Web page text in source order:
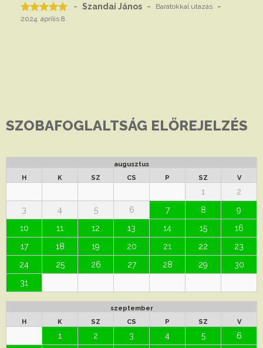
- Szandai János - Barátokkalutazás -
2024. április 8.
SZOBAFOGLALTSÁG ELŐREJELZÉS
augusztus
H
K SZ CS P SZ V
1
2
3
4 5 6 7 8
9
10
11 12 13 14 15
16
17
18 19 20 21 22
23
24
25 26 27 28 29
30
31
szeptember
H
K SZ CS P SZ V
1 2 3 4 5
6